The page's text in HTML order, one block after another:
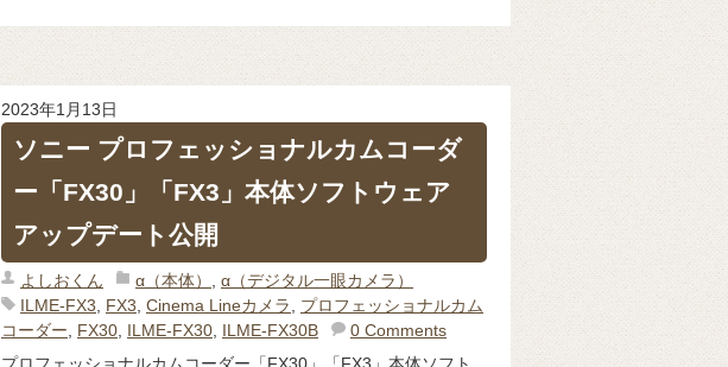
2023年1月13日
ソニー プロフェッショナルカムコーダ
ー「FX30」「FX3」本体ソフトウェア
アップデート公開
よしおくん α（本体） , α（デジタル一眼カメラ）
ILME-FX3, FX3, Cinema Lineカメラ, プロフェッショナルカム
コーダー, FX30, ILME-FX30, ILME-FX30B
0 Comments